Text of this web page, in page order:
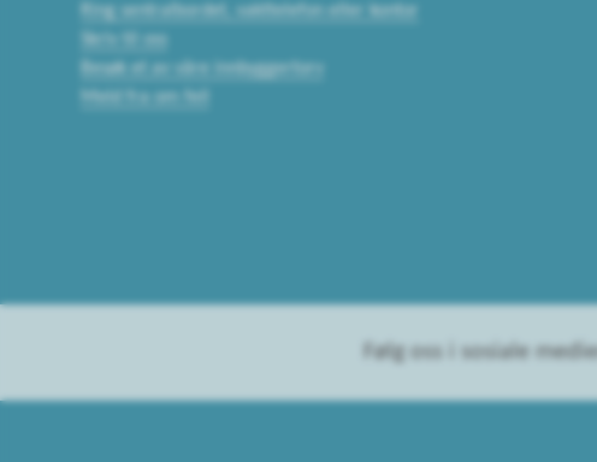
Ring sentralbordet, vakttelefon eller kontor
Skriv til oss
Besøk et av våre innbyggertorv
Meld fra om feil
Følg oss i sosiale